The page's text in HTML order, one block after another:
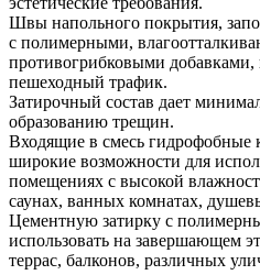
Швы напольного покрытия,
с полимерными,
противогрибковыми
пешеходный трафик.
Затирочный состав дает
образованию трещин.
Входящие в смесь
широкие возможности для
помещениях с высокой
саунах, ванных комнатах,
Цементную затирку с
использовать на завершающем
террас, балконов, различных